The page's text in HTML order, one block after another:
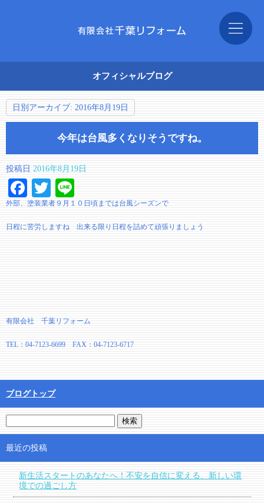
オフィシャルブログ
日別アーカイブ: 2016年8月19日
今年は台風多くなりそうですね。
投稿日 2016年8月19日
Facebook
Twitter
外部、塗装業者９月１０日頃までは台風シーズンで
日程に苦労しますね 出来る限り日程を詰めて頑張りましょう
有限会社 千葉リフォーム
TEL：04-7123-6699 FAX：04-7123-6717
ブログトップ
最近の投稿
新生活スタートのあなたへ！不安を自信に変える、新しい環
境での過ごし方